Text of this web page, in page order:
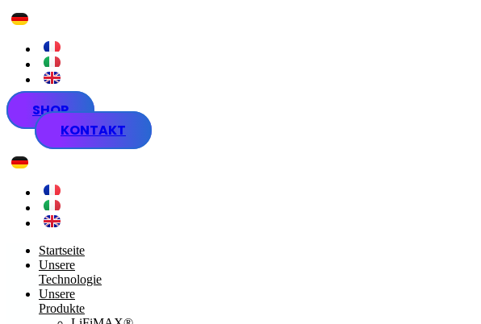
SHOP
KONTAKT
Startseite
Unsere
Technologie
Unsere
Produkte